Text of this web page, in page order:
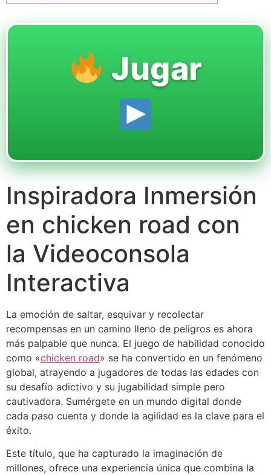
Jugar
Inspiradora Inmersión
en chicken road con
la Videoconsola
Interactiva
La emoción de saltar, esquivar y recolectar
recompensas en un camino lleno de peligros es ahora
más palpable que nunca. El juego de habilidad conocido
como «chicken road» se ha convertido en un fenómeno
global, atrayendo a jugadores de todas las edades con
su desafío adictivo y su jugabilidad simple pero
cautivadora. Sumérgete en un mundo digital donde
cada paso cuenta y donde la agilidad es la clave para el
éxito.
Este título, que ha capturado la imaginación de
millones, ofrece una experiencia única que combina la